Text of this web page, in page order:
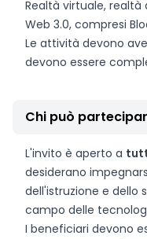
Realtà virtuale,
Web 3.0, compresi
Le attività devono
devono essere
Chi può
L'invito è aperto a
desiderano
dell'istruzione e dello
campo delle
I beneficiari devono